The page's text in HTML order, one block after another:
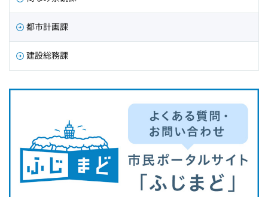
都市計画課
建設総務課